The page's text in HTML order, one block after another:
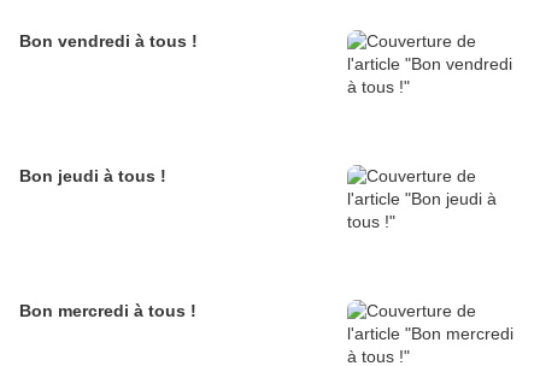
Bon vendredi à tous !
Bon jeudi à tous !
Bon mercredi à tous !